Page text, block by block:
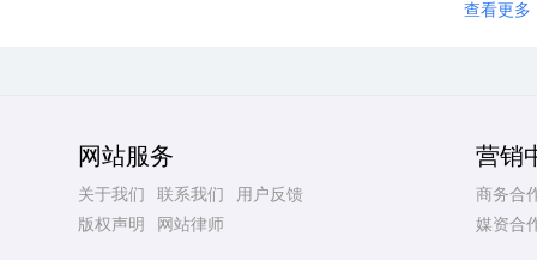
查看更多
网站服务
关于我们 联系我们
用户反馈
版权声明
网站律师
营销
商务合
媒资合